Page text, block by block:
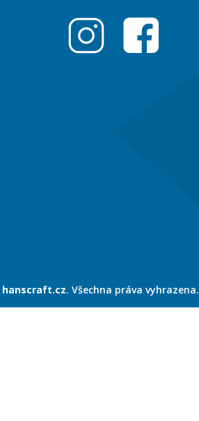
hanscraft.cz. Všechna práva vyhrazena.